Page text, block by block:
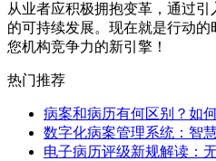
从业者应积极拥抱变革，通过
的可持续发展。现在就是行动的
您机构竞争力的新引擎！
热门推荐
病案和病历有何区别？如
数字化病案管理系统：智
电子病历评级新规解读：